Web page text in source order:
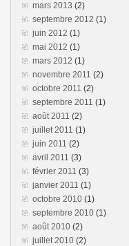
mars 2013 (2)
septembre 2012 (1)
juin 2012 (1)
mai 2012 (1)
mars 2012 (1)
novembre 2011 (2)
octobre 2011 (2)
septembre 2011 (1)
août 2011 (2)
juillet 2011 (1)
juin 2011 (2)
avril 2011 (3)
février 2011 (3)
janvier 2011 (1)
octobre 2010 (1)
septembre 2010 (1)
août 2010 (2)
juillet 2010 (2)